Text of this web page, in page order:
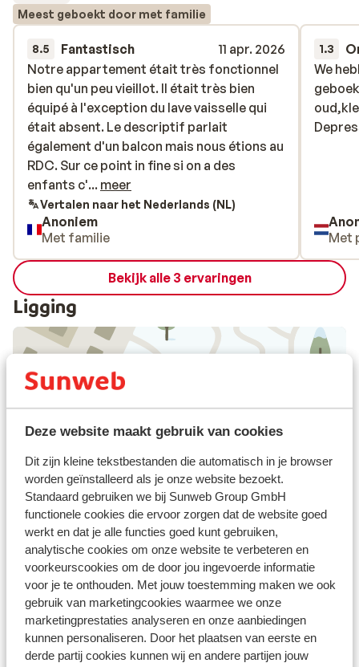
Deze website maakt gebruik van cookies
Dit zijn kleine tekstbestanden die automatisch in je browser
worden geïnstalleerd als je onze website bezoekt.
Standaard gebruiken we bij Sunweb Group GmbH
functionele cookies die ervoor zorgen dat de website goed
werkt en dat je alle functies goed kunt gebruiken,
analytische cookies om onze website te verbeteren en
voorkeurscookies om de door jou ingevoerde informatie
voor je te onthouden. Met jouw toestemming maken we ook
gebruik van marketingcookies waarmee we onze
marketingprestaties analyseren en onze aanbiedingen
kunnen personaliseren. Door het plaatsen van eerste en
derde partij cookies kunnen wij en andere partijen jouw
Meest geboekt door met familie
8.5 Fantastisch
11 apr. 2026
Notre appartement était très fonctionnel
bien qu'un peu vieillot. Il était très bien
équipé à l'exception du lave vaisselle qui
était absent. Le descriptif parlait
également d'un balcon mais nous étions au
RDC. Sur ce point in fine si on a des
enfants c'est mieux car il y avait en plus un
accès direct à un petit parc de jeux. Les
pistes sont en effet très proches mais pas
si faciles d'accès notamment quand on
porte son équipement car de l'autre côté
d'une petite colline.
Notre appartement était très fonctionnel
bien qu'un peu vieillot. Il était très bien
équipé à l'exception du lave vaisselle qui
était absent. Le descriptif parlait
également d'un balcon mais nous étions au
RDC. Sur ce point in fine si on a des
enfants c'... meer
Vertalen naar het Nederlands (NL)
Anoniem
Met familie
1.3
We
We
Met
Bekijk alle 3 ervaringen
Ligging
Afstanden
Centrum: 200 m
Skipiste: 500 m
Winkels: 200 m
Skipas, -les en verhuur
Skipas